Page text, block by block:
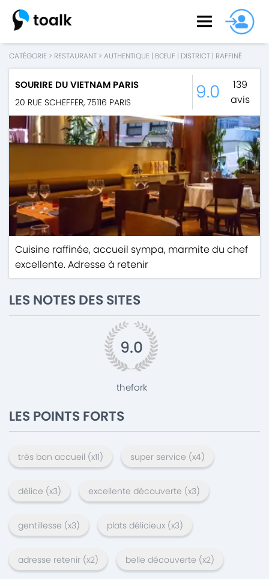
CATÉGORIE > RESTAURANT > AUTHENTIQUE | BŒUF | DISTRICT | RAFFINÉ
SOURIRE DU VIETNAM PARIS
20 RUE SCHEFFER, 75116 PARIS 9.0
139
avis
Cuisine raffinée, accueil sympa, marmite du chef
excellente. Adresse à retenir
LES NOTES DES SITES
9.0
thefork
LES POINTS FORTS
très bon accueil (x11) super service (x4)
délice (x3) excellente découverte (x3)
gentillesse (x3) plats délicieux (x3)
adresse retenir (x2) belle découverte (x2)